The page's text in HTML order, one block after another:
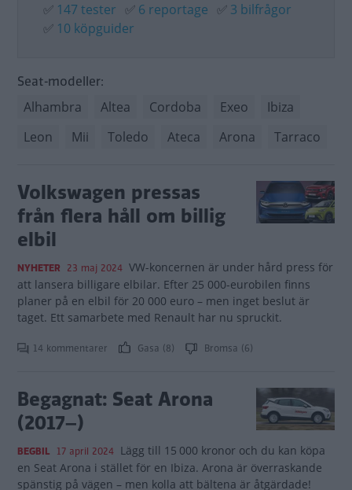
✅ 147 tester ✅ 6 reportage ✅ 3 bilfrågor
✅ 10 köpguider
Seat-modeller:
Alhambra Altea Cordoba Exeo
Ibiza
Leon
Mii Toledo Ateca Arona Tarraco
Volkswagen pressas
från flera håll om billig
elbil
NYHETER 23 maj 2024 VW-koncernen är under hård press för
att lansera billigare elbilar. Efter 25 000-eurobilen finns
planer på en elbil för 20 000 euro – men inget beslut är
taget. Ett samarbete med Renault har nu spruckit.
14 kommentarer Gasa (8) Bromsa (6)
Begagnat: Seat Arona
(2017–)
BEGBIL 17 april 2024 Lägg till 15 000 kronor och du kan köpa
en Seat Arona i stället för en Ibiza. Arona är överraskande
spänstig på vägen – men kolla att bältena är åtgärdade!